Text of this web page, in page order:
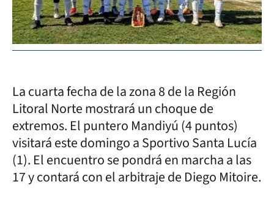
La cuarta fecha de la zona 8 de la Región
Litoral Norte mostrará un choque de
extremos. El puntero Mandiyú (4 puntos)
visitará este domingo a Sportivo Santa Lucía
(1). El encuentro se pondrá en marcha a las
17 y contará con el arbitraje de Diego Mitoire.